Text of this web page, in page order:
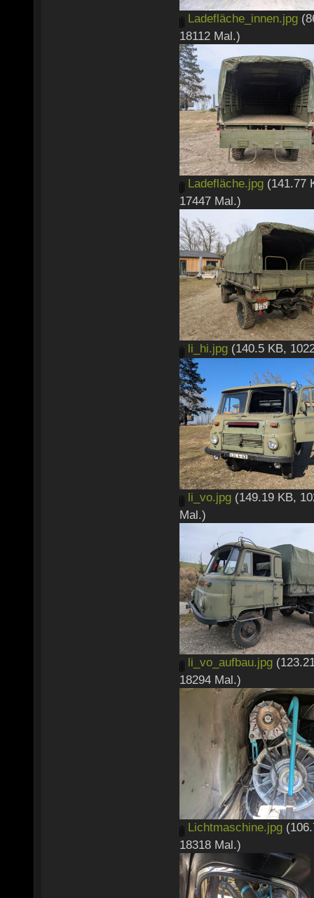
Ladefläche_innen.jpg
18112 Mal.)
Ladefläche.jpg (141.77
17447 Mal.)
li_hi.jpg (140.5 KB,
li_vo.jpg (149.19 KB,
Mal.)
li_vo_aufbau.jpg
18294 Mal.)
Lichtmaschine.jpg
18318 Mal.)